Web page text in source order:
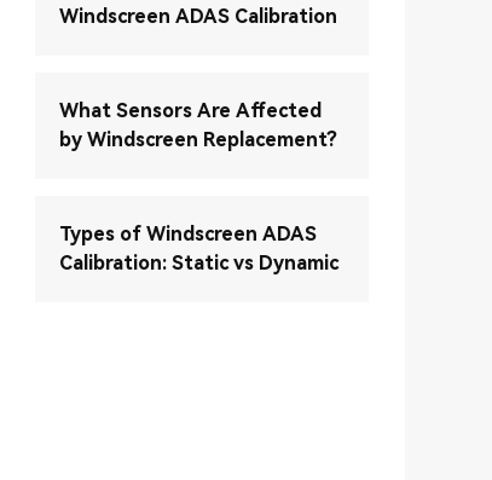
Windscreen ADAS Calibration
What Sensors Are Affected
by Windscreen Replacement?
Types of Windscreen ADAS
Calibration: Static vs Dynamic